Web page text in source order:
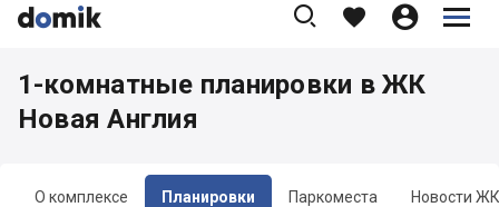


    


О комплексе Планировки Паркоместа Новости ЖК
1-комнатные планировки в ЖК
Новая Англия